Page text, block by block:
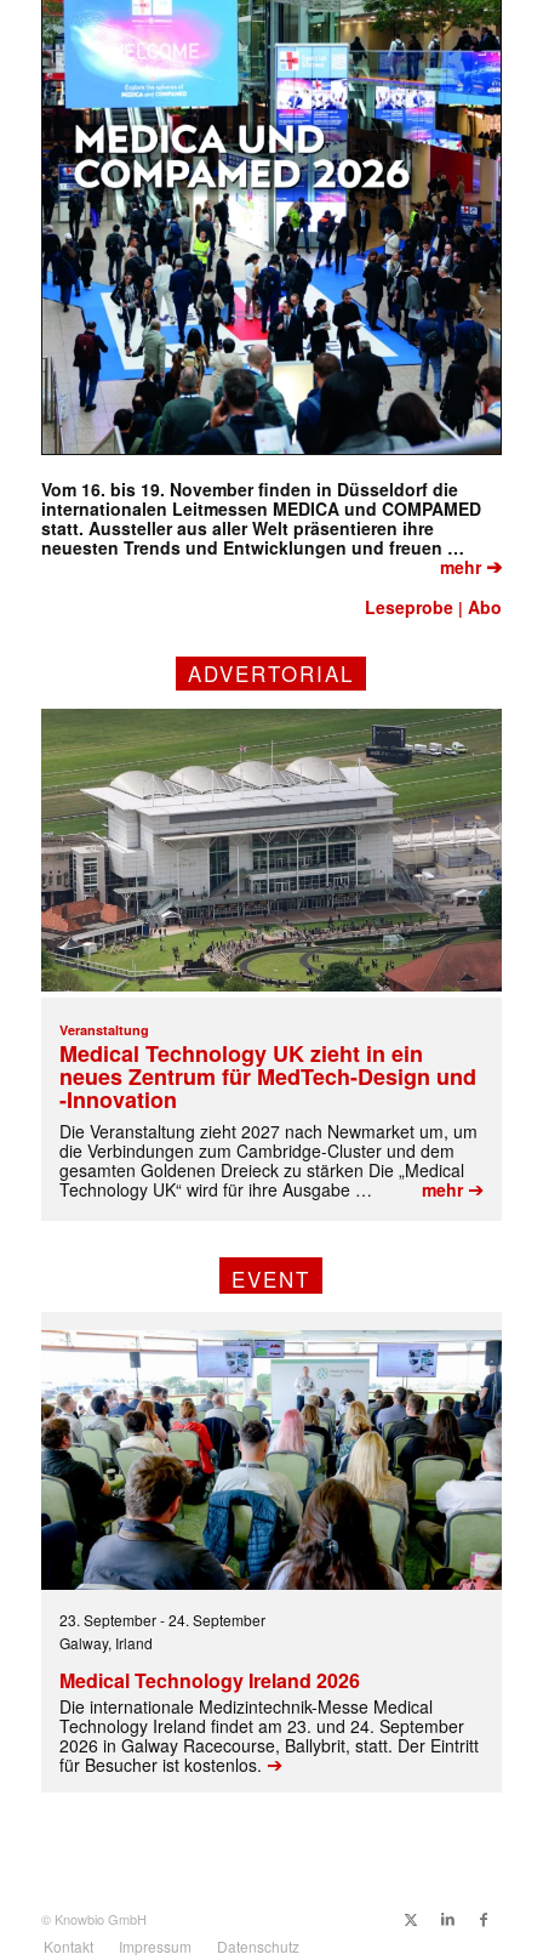
✕
Vom 16. bis 19. November finden in Düsseldorf die
internationalen Leitmessen MEDICA und COMPAMED
statt. Aussteller aus aller Welt präsentieren ihre
neuesten Trends und Entwicklungen und freuen …
mehr➔
Leseprobe |Abo
ADVERTORIAL
Veranstaltung
Medical Technology UK zieht in ein
neues Zentrum für MedTech-Design und
-Innovation
Die Veranstaltung zieht 2027 nach Newmarket um, um
die Verbindungen zum Cambridge-Cluster und dem
gesamten Goldenen Dreieck zu stärken Die „Medical
Technology UK“ wird für ihre Ausgabe …
mehr➔
EVENT
23. September-24. September
Galway, Irland
Medical Technology Ireland 2026
Die internationale Medizintechnik-Messe Medical
Technology Ireland findet am 23. und 24. September
2026 in Galway Racecourse, Ballybrit, statt. Der Eintritt
für Besucher ist kostenlos. ➔
© Knowbio GmbH
Kontakt Impressum Datenschutz